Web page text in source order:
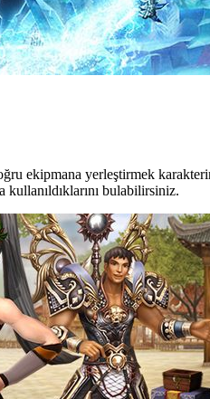
ekipmana yerleştirmek
bulabilirsiniz.